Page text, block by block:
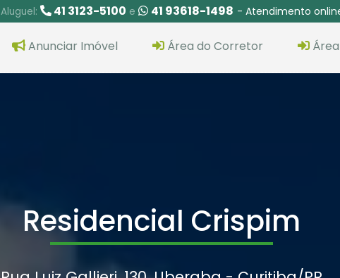
Aluguel: 41 3123-5100 e 41 93618-1498 - Atendimento
Anunciar Imóvel Área do Corretor
Residencial Crispim